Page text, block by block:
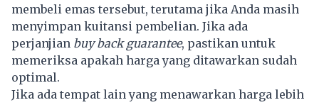
membeli emas tersebut, terutama jika Anda masih
menyimpan kuitansi pembelian. Jika ada
perjanjian buy back guarantee, pastikan untuk
memeriksa apakah harga yang ditawarkan sudah
optimal.
Jika ada tempat lain yang menawarkan harga lebih